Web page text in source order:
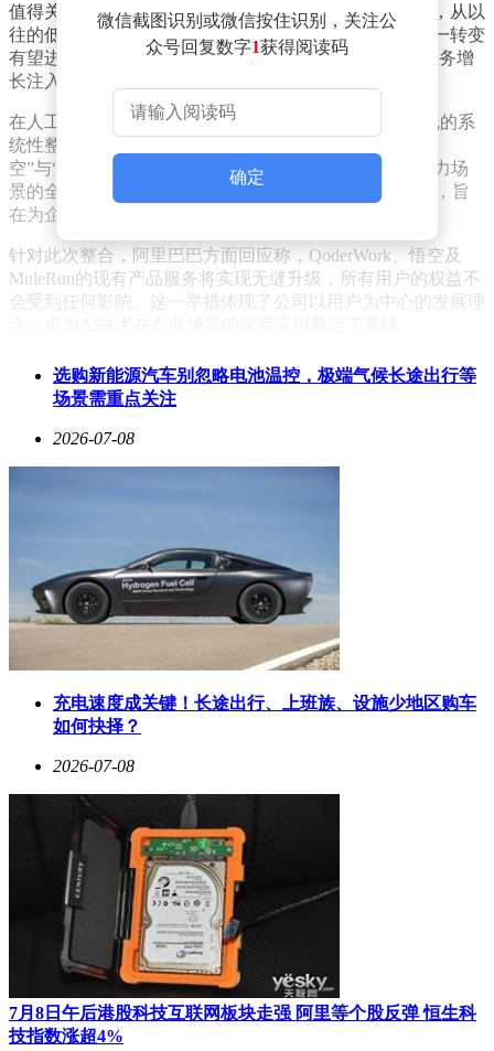
值得关注的是，淘宝闪购的业务重点已发生战略性调整，从以
往的低客单价商品转向高客单价的餐饮和非餐订单。这一转变
有望进一步提升用户体验，推动UE指标持续改善，为业务增
长注入新动力。
在人工智能领域，阿里巴巴正加速推进旗下Agent产品线的系
统性整合。公司以QoderWork为基础底座，融合“悟
空”与“MuleRun”的核心能力，打造出一款面向企业生产力场
景的全新AI产品。该产品将由钉钉CEO陈宇森统一负责，旨
在为企业用户提供更高效、智能的解决方案。
针对此次整合，阿里巴巴方面回应称，QoderWork、悟空及
MuleRun的现有产品服务将实现无缝升级，所有用户的权益不
会受到任何影响。这一举措体现了公司以用户为中心的发展理
微信截图识别或微信按住识别，关注公
众号回复数字1获得阅读码
确定
选购新能源汽车别忽略电池温控，极端气候长途出行等
场景需重点关注
2026-07-08
充电速度成关键！长途出行、上班族、设施少地区购车
如何抉择？
2026-07-08
7月8日午后港股科技互联网板块走强 阿里等个股反弹 恒生科
技指数涨超4%